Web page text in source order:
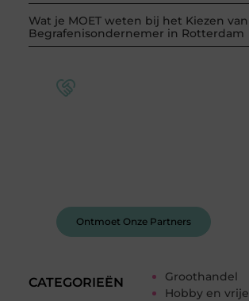
CATEGORIEËN
Groothandel
Hobby en vrije
Wat je MOET weten bij het Kiezen
Begrafenisondernemer in Rotterdam
Ontmoet Onze Partners